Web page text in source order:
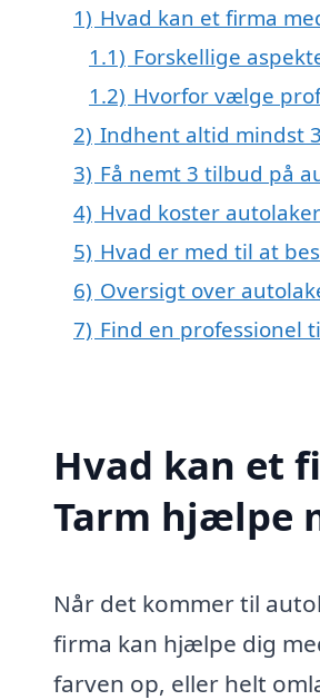
1) Hvad kan et firma
1.1) Forskellige
1.2) Hvorfor vælge
2) Indhent altid mindst
3) Få nemt 3 tilbud på
4) Hvad koster
5) Hvad er med til at
6) Oversigt over
7) Find en professionel
Hvad kan et
Tarm hjælpe
Når det kommer til
firma kan hjælpe dig
farven op, eller helt